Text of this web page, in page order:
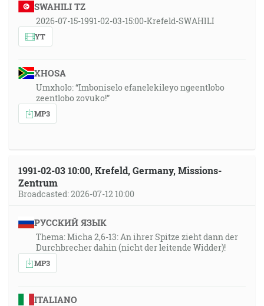
SWAHILI TZ
2026-07-15-1991-02-03-15:00-Krefeld-SWAHILI
YT
XHOSA
Umxholo: “Imboniselo efanelekileyo ngeentlobo
zeentlobo zovuko!”
MP3
1991-02-03 10:00, Krefeld, Germany, Missions-
Zentrum
Broadcasted: 2026-07-12 10:00
РУССКИЙ ЯЗЫК
Thema: Micha 2,6-13: An ihrer Spitze zieht dann der
Durchbrecher dahin (nicht der leitende Widder)!
MP3
ITALIANO